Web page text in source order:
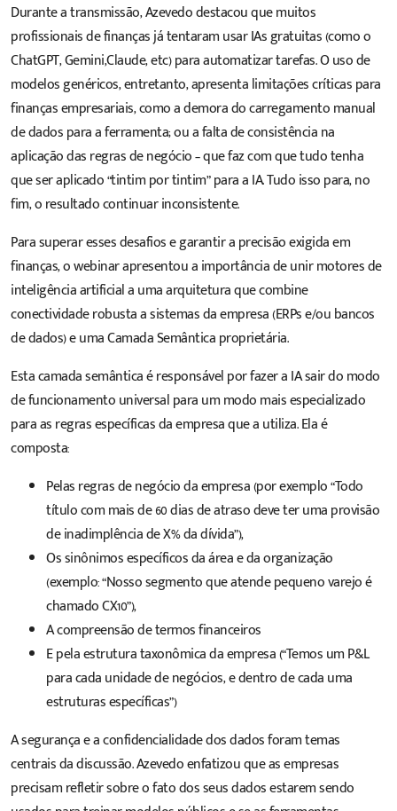
Durante a transmissão, Azevedo destacou que muitos
profissionais de finanças já tentaram usar IAs gratuitas (como o
ChatGPT, Gemini,Claude, etc) para automatizar tarefas. O uso de
modelos genéricos, entretanto, apresenta limitações críticas para
finanças empresariais, como a demora do carregamento manual
de dados para a ferramenta; ou a falta de consistência na
aplicação das regras de negócio – que faz com que tudo tenha
que ser aplicado “tintim por tintim” para a IA. Tudo isso para, no
fim, o resultado continuar inconsistente.
Para superar esses desafios e garantir a precisão exigida em
finanças, o webinar apresentou a importância de unir motores de
inteligência artificial a uma arquitetura que combine
conectividade robusta a sistemas da empresa (ERPs e/ou bancos
de dados) e umaCamada Semântica proprietária.
Esta camada semântica é responsável por fazer a IA sair do modo
de funcionamento universal para um modo mais especializado
para as regras específicas da empresa que a utiliza. Ela é
composta:
Pelas regras de negócio da empresa (por exemplo “Todo
título com mais de 60 dias de atraso deve ter uma provisão
de inadimplência de X% da dívida”),
Os sinônimos específicos da área e da organização
(exemplo: “Nosso segmento que atende pequeno varejo é
chamado CX10”),
A compreensão de termos financeiros
E pela estrutura taxonômica da empresa (“Temos um P&L
para cada unidade de negócios, e dentro de cada uma
estruturas específicas”)
A segurança e a confidencialidade dos dados foram temas
centrais da discussão. Azevedo enfatizou que as empresas
precisam refletir sobre o fato dos seus dados estarem sendo